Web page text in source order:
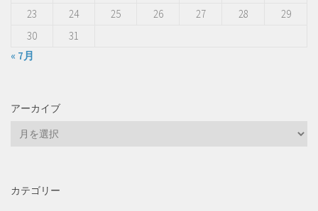
23
24 25 26 27 28
29
30
31
« 7月
アーカイブ
ブ
カテゴリー